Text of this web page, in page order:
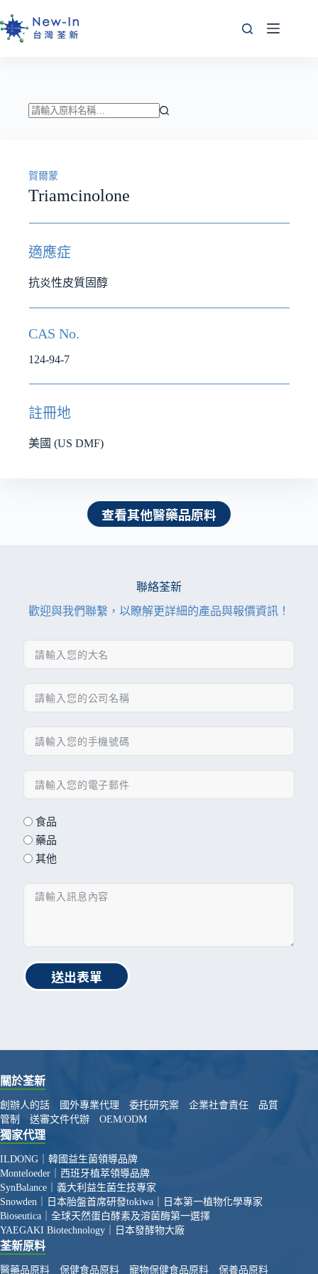
至
主
符
合
的
果
賀爾蒙
Triamcinolone
適應症
抗炎性皮質固醇
CAS No.
124-94-7
註冊地
美國 (US DMF)
查看其他醫藥品原料
聯絡荃新
歡迎與我們聯繫，以瞭解更詳細的產品與報價資訊！
食品
藥品
其他
送出表單
關於荃新
創辦人的話 國外專業代理 委托研究案 企業社會責任
品質
管制
送審文件代辦 OEM/ODM
獨家代理
ILDONG｜韓國益生菌領導品牌
Monteloeder｜西班牙植萃領導品牌
SynBalance｜義大利益生菌生技專家
Snowden｜日本胎盤首席研發tokiwa｜日本第一植物化學專家
Bioseutica｜全球天然蛋白酵素及溶菌酶第一選擇
YAEGAKI Biotechnology｜日本發酵物大廠
荃新原料
醫藥品原料 保健食品原料 寵物保健食品原料 保養品原料